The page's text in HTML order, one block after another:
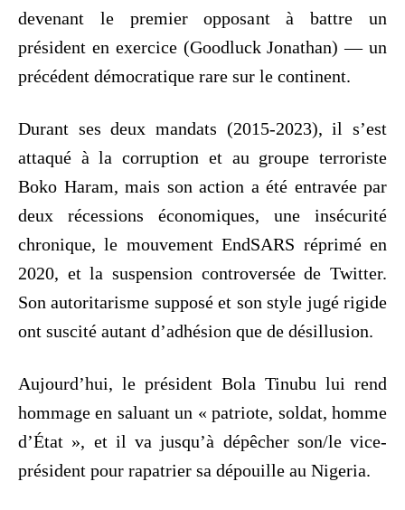
devenant le premier opposant à battre un
président en exercice (Goodluck Jonathan) — un
précédent démocratique rare sur le continent.
Durant ses deux mandats (2015-2023), il s’est
attaqué à la corruption et au groupe terroriste
Boko Haram, mais son action a été entravée par
deux récessions économiques, une insécurité
chronique, le mouvement EndSARS réprimé en
2020, et la suspension controversée de Twitter.
Son autoritarisme supposé et son style jugé rigide
ont suscité autant d’adhésion que de désillusion.
Aujourd’hui, le président Bola Tinubu lui rend
hommage en saluant un « patriote, soldat, homme
d’État », et il va jusqu’à dépêcher son/le vice-
président pour rapatrier sa dépouille au Nigeria.